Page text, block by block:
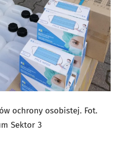
ochrony osobistej. Fot.
Sektor 3